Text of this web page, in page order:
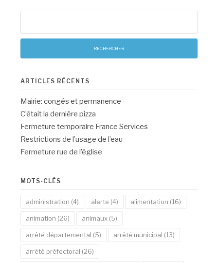
ARTICLES RÉCENTS
Mairie: congés et permanence
C’était la dernière pizza
Fermeture temporaire France Services
Restrictions de l’usage de l’eau
Fermeture rue de l’église
MOTS-CLÉS
administration (4) alerte (4) alimentation (16)
animation (26) animaux (5)
arrêté départemental (5) arrêté municipal (13)
arrêté préfectoral (26)